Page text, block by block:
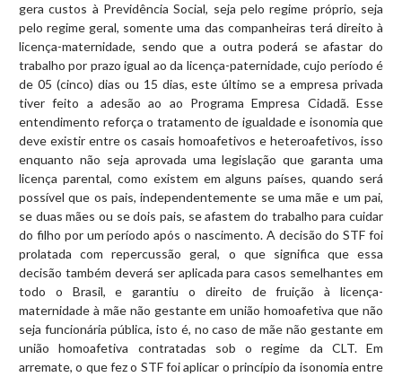
gera custos à Previdência Social, seja pelo regime próprio, seja
pelo regime geral, somente uma das companheiras terá direito à
licença-maternidade, sendo que a outra poderá se afastar do
trabalho por prazo igual ao da licença-paternidade, cujo período é
de 05 (cinco) dias ou 15 dias, este último se a empresa privada
tiver feito a adesão ao ao Programa Empresa Cidadã. Esse
entendimento reforça o tratamento de igualdade e isonomia que
deve existir entre os casais homoafetivos e heteroafetivos, isso
enquanto não seja aprovada uma legislação que garanta uma
licença parental, como existem em alguns países, quando será
possível que os pais, independentemente se uma mãe e um pai,
se duas mães ou se dois pais, se afastem do trabalho para cuidar
do filho por um período após o nascimento. A decisão do STF foi
prolatada com repercussão geral, o que significa que essa
decisão também deverá ser aplicada para casos semelhantes em
todo o Brasil, e garantiu o direito de fruição à licença-
maternidade à mãe não gestante em união homoafetiva que não
seja funcionária pública, isto é, no caso de mãe não gestante em
união homoafetiva contratadas sob o regime da CLT. Em
arremate, o que fez o STF foi aplicar o princípio da isonomia entre